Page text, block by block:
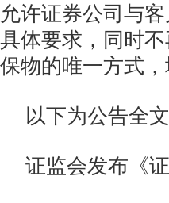
允许证券公司与
具体要求，同时
保物的唯一方式
以下为公告全文
证监会发布《